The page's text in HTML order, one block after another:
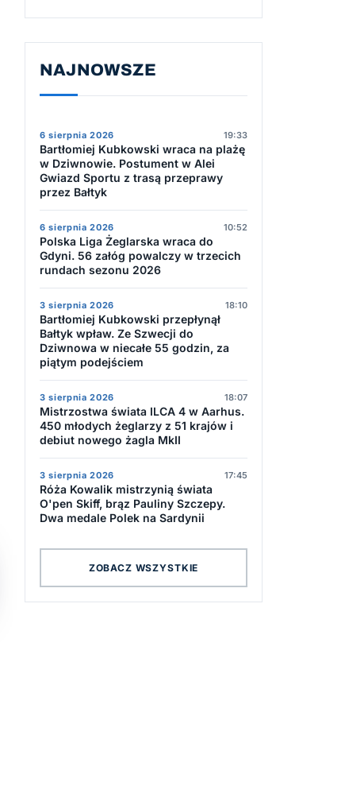
NAJNOWSZE
6 sierpnia 2026 19:33
Bartłomiej Kubkowski wraca na plażę
w Dziwnowie. Postument w Alei
Gwiazd Sportu z trasą przeprawy
przez Bałtyk
6 sierpnia 2026 10:52
Polska Liga Żeglarska wraca do
Gdyni. 56 załóg powalczy w trzecich
rundach sezonu 2026
3 sierpnia 2026 18:10
Bartłomiej Kubkowski przepłynął
Bałtyk wpław. Ze Szwecji do
Dziwnowa w niecałe 55 godzin, za
piątym podejściem
3 sierpnia 2026 18:07
Mistrzostwa świata ILCA 4 w Aarhus.
450 młodych żeglarzy z 51 krajów i
debiut nowego żagla MkII
3 sierpnia 2026 17:45
Róża Kowalik mistrzynią świata
O'pen Skiff, brąz Pauliny Szczepy.
Dwa medale Polek na Sardynii
ZOBACZ WSZYSTKIE